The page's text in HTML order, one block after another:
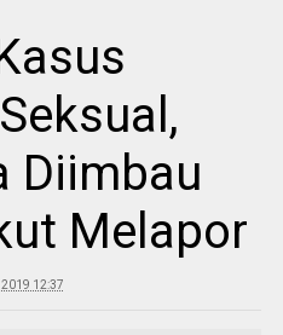
Diimbau
Melapor
2019 12:37